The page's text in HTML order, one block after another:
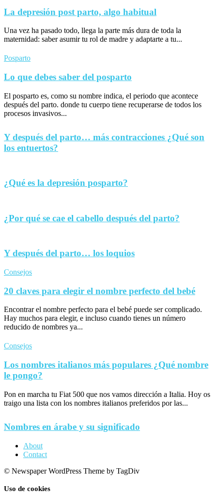
La depresión post parto, algo habitual
Una vez ha pasado todo, llega la parte más dura de toda la
maternidad: saber asumir tu rol de madre y adaptarte a tu...
Posparto
Lo que debes saber del posparto
El posparto es, como su nombre indica, el periodo que acontece
después del parto. donde tu cuerpo tiene recuperarse de todos los
procesos invasivos...
Y después del parto… más contracciones ¿Qué son
los entuertos?
¿Qué es la depresión posparto?
¿Por qué se cae el cabello después del parto?
Y después del parto… los loquios
Consejos
20 claves para elegir el nombre perfecto del bebé
Encontrar el nombre perfecto para el bebé puede ser complicado.
Hay muchos para elegir, e incluso cuando tienes un número
reducido de nombres ya...
Consejos
Los nombres italianos más populares ¿Qué nombre
le pongo?
Pon en marcha tu Fiat 500 que nos vamos dirección a Italia. Hoy os
traigo una lista con los nombres italianos preferidos por las...
Nombres en árabe y su significado
About
Contact
© Newspaper WordPress Theme by TagDiv
Uso de cookies